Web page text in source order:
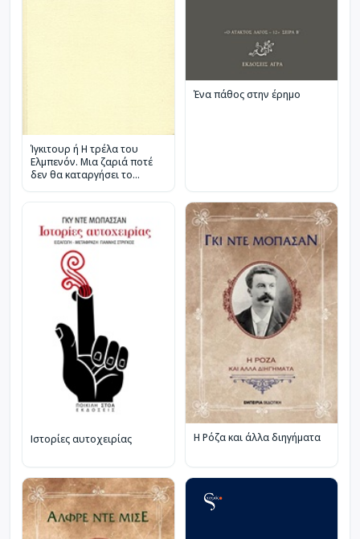
Ίγκιτουρ ή Η τρέλα του
Ελμπενόν. Μια ζαριά ποτέ
δεν θα καταργήσει το
Ένα πάθος στην έρημο
Ιστορίες αυτοχειρίας Η Ρόζα και άλλα διηγήματα